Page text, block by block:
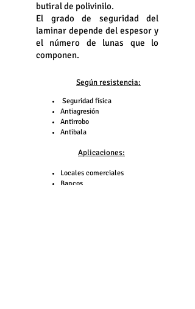
butiral de polivinilo.
El grado de seguridad del
laminar depende del espesor y
el número de lunas que lo
componen.
Según resistencia:
Seguridad física
Antiagresión
Antirrobo
Antibala
Aplicaciones:
Locales comerciales
Bancos